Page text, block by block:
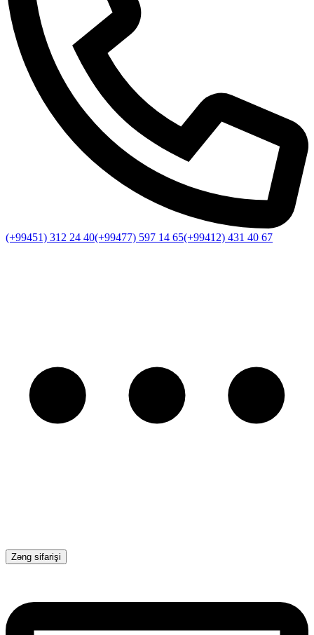
(+99451) 312 24 40(+99477) 597 14 65(+99412) 431 40 67
Zəng sifarişi